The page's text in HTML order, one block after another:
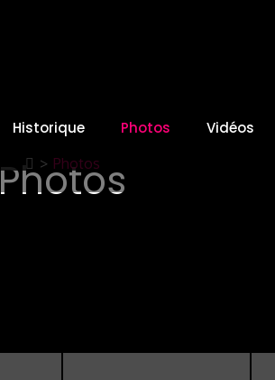
Historique Photos Vidéos
Photos
> Photos